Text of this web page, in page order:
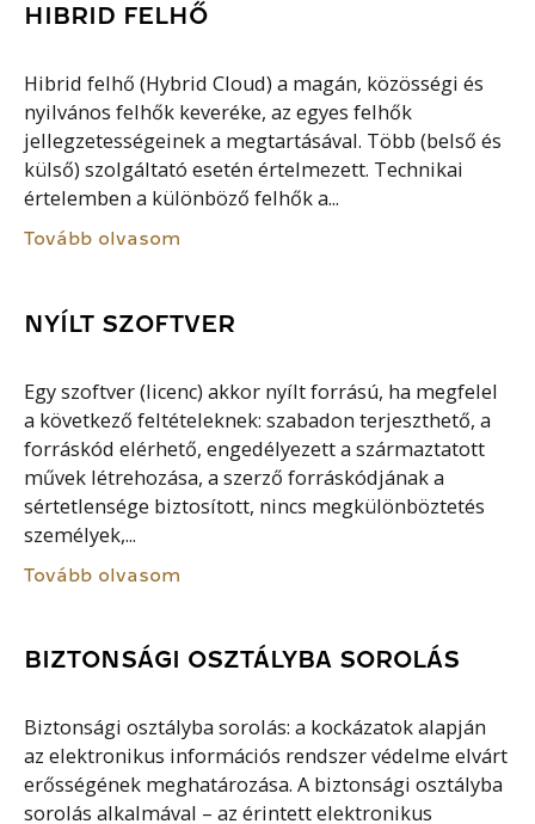
HIBRID FELHŐ
Hibrid felhő (Hybrid Cloud) a magán, közösségi és
nyilvános felhők keveréke, az egyes felhők
jellegzetességeinek a megtartásával. Több (belső és
külső) szolgáltató esetén értelmezett. Technikai
értelemben a különböző felhők a...
Tovább olvasom
NYÍLT SZOFTVER
Egy szoftver (licenc) akkor nyílt forrású, ha megfelel
a következő feltételeknek: szabadon terjeszthető, a
forráskód elérhető, engedélyezett a származtatott
művek létrehozása, a szerző forráskódjának a
sértetlensége biztosított, nincs megkülönböztetés
személyek,...
Tovább olvasom
BIZTONSÁGI OSZTÁLYBA SOROLÁS
Biztonsági osztályba sorolás: a kockázatok alapján
az elektronikus információs rendszer védelme elvárt
erősségének meghatározása. A biztonsági osztályba
sorolás alkalmával – az érintett elektronikus